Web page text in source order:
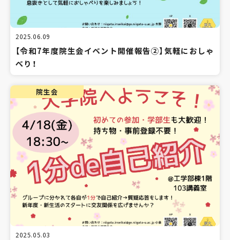
2025.06.09
【令和7年度院生会イベント開催報告②】気軽におしゃ
べり！
院生会
2025.05.03